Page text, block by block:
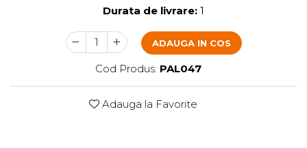
Durata de livrare: 1
ADAUGA IN COS
Cod Produs: PAL047
Adauga la Favorite